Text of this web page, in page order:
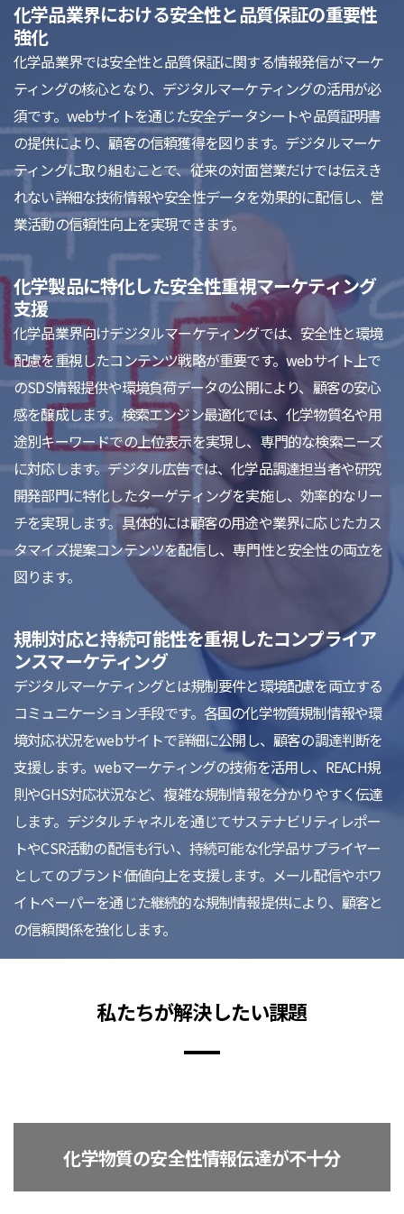
化学品業界における安全性と品質保証の重要性
強化
化学品業界では安全性と品質保証に関する情報発信がマーケ
ティングの核心となり、デジタルマーケティングの活用が必
須です。webサイトを通じた安全データシートや品質証明書
の提供により、顧客の信頼獲得を図ります。デジタルマーケ
ティングに取り組むことで、従来の対面営業だけでは伝えき
れない詳細な技術情報や安全性データを効果的に配信し、営
業活動の信頼性向上を実現できます。
化学製品に特化した安全性重視マーケティング
支援
化学品業界向けデジタルマーケティングでは、安全性と環境
配慮を重視したコンテンツ戦略が重要です。webサイト上で
のSDS情報提供や環境負荷データの公開により、顧客の安心
感を醸成します。検索エンジン最適化では、化学物質名や用
途別キーワードでの上位表示を実現し、専門的な検索ニーズ
に対応します。デジタル広告では、化学品調達担当者や研究
開発部門に特化したターゲティングを実施し、効率的なリー
チを実現します。具体的には顧客の用途や業界に応じたカス
タマイズ提案コンテンツを配信し、専門性と安全性の両立を
図ります。
規制対応と持続可能性を重視したコンプライア
ンスマーケティング
デジタルマーケティングとは規制要件と環境配慮を両立する
コミュニケーション手段です。各国の化学物質規制情報や環
境対応状況をwebサイトで詳細に公開し、顧客の調達判断を
支援します。webマーケティングの技術を活用し、REACH規
則やGHS対応状況など、複雑な規制情報を分かりやすく伝達
します。デジタルチャネルを通じてサステナビリティレポー
トやCSR活動の配信も行い、持続可能な化学品サプライヤー
としてのブランド価値向上を支援します。メール配信やホワ
イトペーパーを通じた継続的な規制情報提供により、顧客と
の信頼関係を強化します。
私たちが解決したい課題
化学物質の安全性情報伝達が不十分